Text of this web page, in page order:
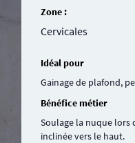
Zone :
Cervicales
Idéal pour
Gainage de plafond,
Bénéfice métier
Soulage la nuque lors
inclinée vers le haut.